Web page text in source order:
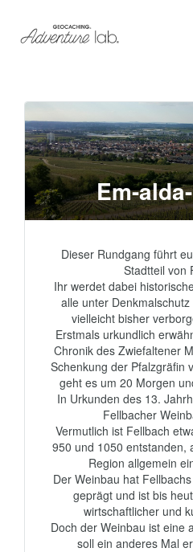
Em-
Dieser Rundgang führt
Stadtteil von
Ihr werdet dabei
alle unter
vielleicht bisher
Erstmals urkundlich
Chronik des Zwiefaltener
Schenkung der Pfalzgräfin
geht es um 20 Morgen
In Urkunden des 13.
Fellbacher
Vermutlich ist Fellbach
950 und 1050 entstanden,
Region allgemein
Der Weinbau hat
geprägt und ist bis
wirtschaftlicher und
Doch der Weinbau ist eine
soll ein anderes Mal